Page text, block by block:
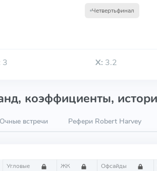
Четвертьфинал
3 Х: 3.2
коэффициенты,
Очные встречи Рефери Robert Harvey
Угловые ЖК Офсайды